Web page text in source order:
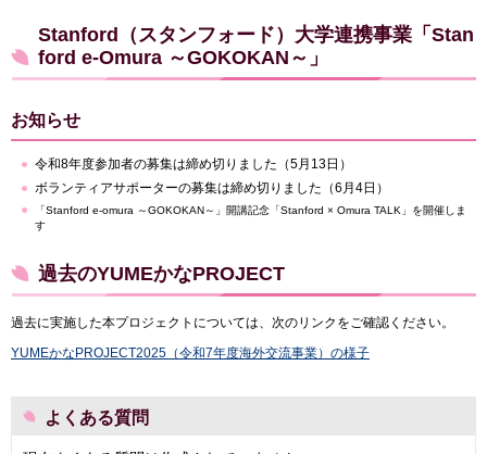
Stanford（スタンフォード）大学連携事業「Stan
ford e-Omura ～GOKOKAN～」
お知らせ
令和8年度参加者の募集は締め切りました（5月13日）
ボランティアサポーターの募集は締め切りました（6月4日）
「Stanford e-omura ～GOKOKAN～」開講記念「Stanford × Omura TALK」を開催しま
す
過去のYUMEかなPROJECT
過去に実施した本プロジェクトについては、次のリンクをご確認ください。
YUMEかなPROJECT2025（令和7年度海外交流事業）の様子
よくある質問